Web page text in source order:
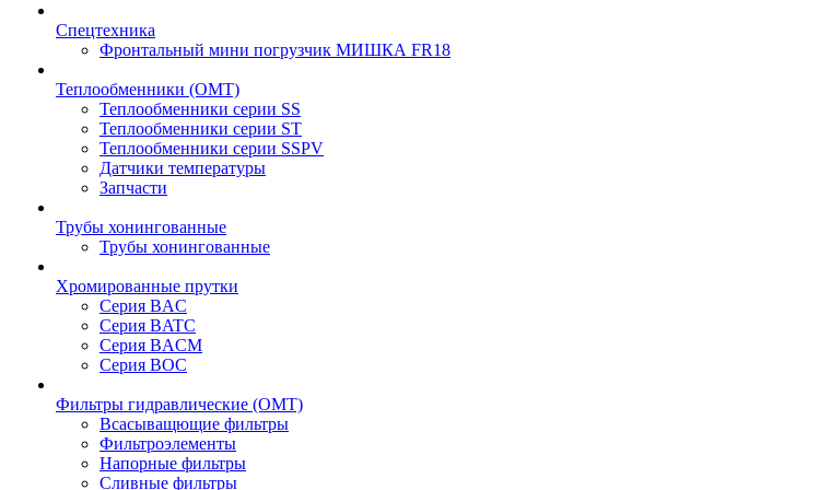
Спецтехника
Фронтальный мини погрузчик МИШКА FR18
Теплообменники (OMT)
Теплообменники серии SS
Теплообменники серии ST
Теплообменники серии SSPV
Датчики температуры
Запчасти
Трубы хонингованные
Трубы хонингованные
Хромированные прутки
Серия BAC
Серия BATC
Серия BACM
Серия BOC
Фильтры гидравлические (OMT)
Всасыващющие фильтры
Фильтроэлементы
Напорные фильтры
Сливные фильтры